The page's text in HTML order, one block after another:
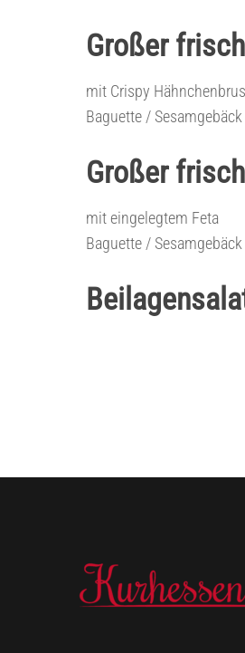
Großer
mit Crispy
Baguette /
Großer
mit eingelegtem Feta
Baguette /